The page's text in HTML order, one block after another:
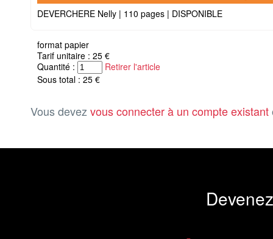
DEVERCHERE Nelly | 110 pages | DISPONIBLE
format papier
Tarif unitaire : 25 €
Quantité :
Retirer l'article
Sous total : 25 €
Vous devez vous connecter à un compte existant